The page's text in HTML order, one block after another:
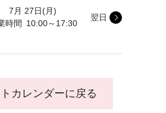
7月 27日(月)
時間
10:00～17:30
翌日
カレンダーに戻る